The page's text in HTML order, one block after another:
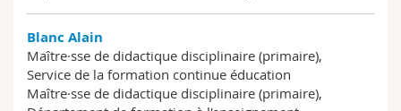
Blanc Alain
Maître·sse de didactique disciplinaire (primaire),
Service de la formation continue éducation
Maître·sse de didactique disciplinaire (primaire),